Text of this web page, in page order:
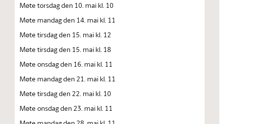
Møte torsdag den 10. mai kl. 10
Møte mandag den 14. mai kl. 11
Møte tirsdag den 15. mai kl. 12
Møte tirsdag den 15. mai kl. 18
Møte onsdag den 16. mai kl. 11
Møte mandag den 21. mai kl. 11
Møte tirsdag den 22. mai kl. 10
Møte onsdag den 23. mai kl. 11